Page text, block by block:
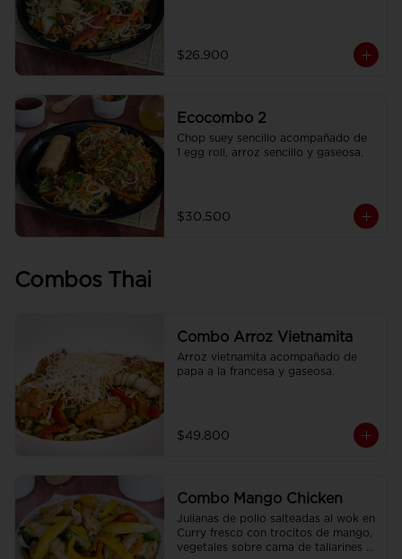
$26.900
Ecocombo 2
Chop suey sencillo acompañado de
1 egg roll, arroz sencillo y gaseosa.
$30.500
Combos Thai
Combo Arroz Vietnamita
Arroz vietnamita acompañado de
papa a la francesa y gaseosa.
$49.800
Combo Mango Chicken
Julianas de pollo salteadas al wok en
Curry fresco con trocitos de mango,
vegetales sobre cama de tallarines